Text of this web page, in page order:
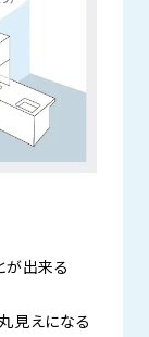
が出来る
見えになる